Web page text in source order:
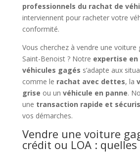
professionnels du rachat de
interviennent pour racheter votre
conformité.
Vous cherchez à vendre une voiture
Saint-Benoist ? Notre expertise en
véhicules gagés s’adapte aux
comme le rachat avec dettes, la
grise ou un véhicule en panne.
une transaction rapide et
vos démarches.
Vendre une voiture
crédit ou LOA :